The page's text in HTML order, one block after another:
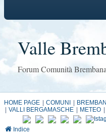
Valle
Forum Comunità Brembana
HOME PAGE COMUNI
VALLI BERGAMASCHE
METEO
Indice